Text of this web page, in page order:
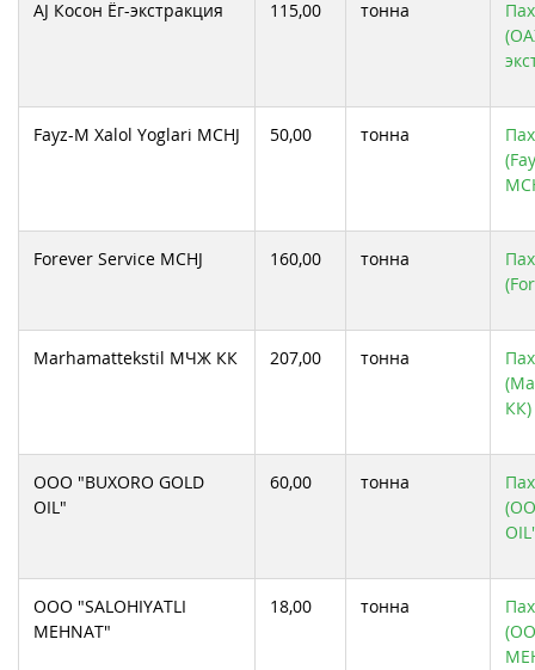
AJ Косон Ёг-экстракция 115,00 тонна
Fayz-M Xalol Yoglari MCHJ 50,00 тонна
Forever Service MCHJ 160,00 тонна
Marhamattekstil МЧЖ КК 207,00 тонна
КК)
OOO "BUXORO GOLD
OIL"
60,00 тонна
OOO "SALOHIYATLI
MEHNAT"
18,00 тонна